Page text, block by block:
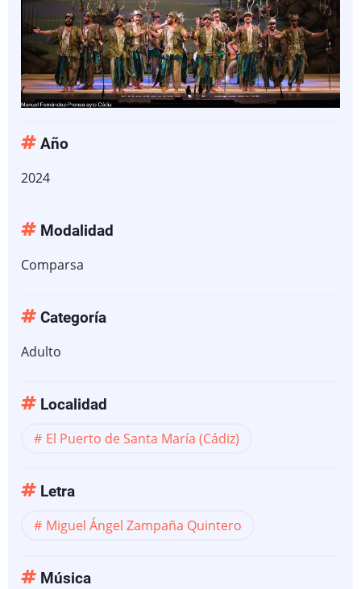
Año
2024
Modalidad
Comparsa
Categoría
Adulto
Localidad
El Puerto de Santa María (Cádiz)
Letra
Miguel Ángel Zampaña Quintero
Música